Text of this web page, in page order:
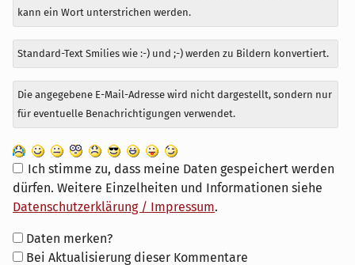
kann ein Wort unterstrichen werden.
Standard-Text Smilies wie :-) und ;-) werden zu Bildern konvertiert.
Die angegebene E-Mail-Adresse wird nicht dargestellt, sondern nur
für eventuelle Benachrichtigungen verwendet.
Ich stimme zu, dass meine Daten gespeichert werden
dürfen. Weitere Einzelheiten und Informationen siehe
Datenschutzerklärung / Impressum.
Formular-
Optionen
Daten merken?
Bei Aktualisierung dieser Kommentare